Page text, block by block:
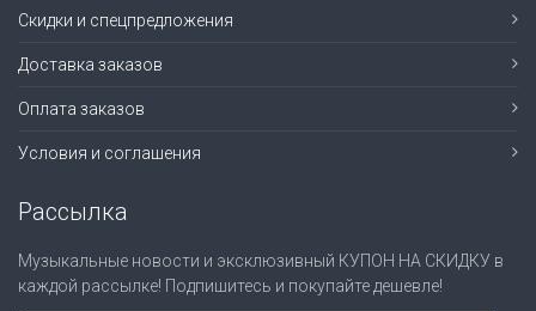
Скидки и спецпредложения
Доставка заказов
Оплата заказов
Условия и соглашения
Рассылка
Музыкальные новости и эксклюзивный КУПОН НА СКИДКУ в
каждой рассылке! Подпишитесь и покупайте дешевле!